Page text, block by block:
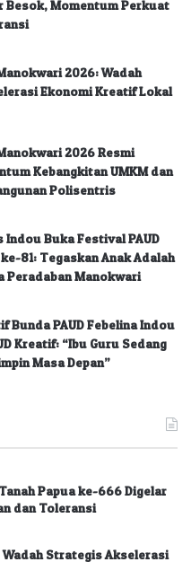
Besok, Momentum Perkuat
2026: Wadah
Ekonomi Kreatif Lokal
2026 Resmi
Kebangkitan UMKM dan
Polisentris
Indou Buka Festival PAUD
81: Tegaskan Anak Adalah
Peradaban Manokwari
Bunda PAUD Febelina Indou
Kreatif: “Ibu Guru Sedang
Masa Depan”
Papua ke-666 Digelar
dan Toleransi
Strategis Akselerasi